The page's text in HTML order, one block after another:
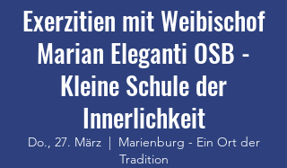
Exerzitien mit Weibischof
Marian Eleganti OSB -
Kleine Schule der
Innerlichkeit
Do., 27. März
  |
Marienburg - Ein Ort der
Tradition